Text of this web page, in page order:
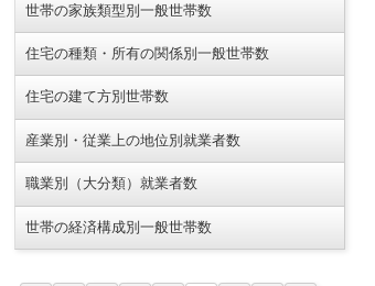
世帯の家族類型別一般世帯数
住宅の種類・所有の関係別一般世帯数
住宅の建て方別世帯数
産業別・従業上の地位別就業者数
職業別（大分類）就業者数
世帯の経済構成別一般世帯数